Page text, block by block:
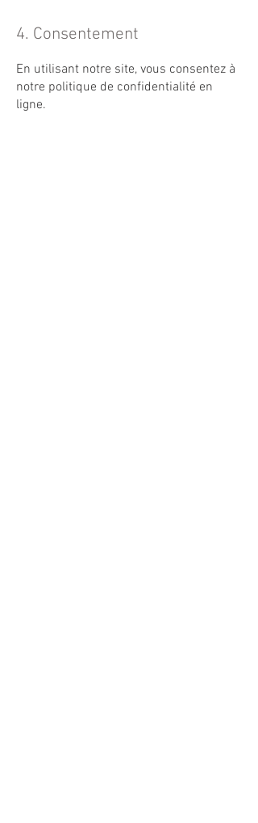
4. Consentement
En utilisant notre site, vous consentez à
notre politique de confidentialité en
ligne.